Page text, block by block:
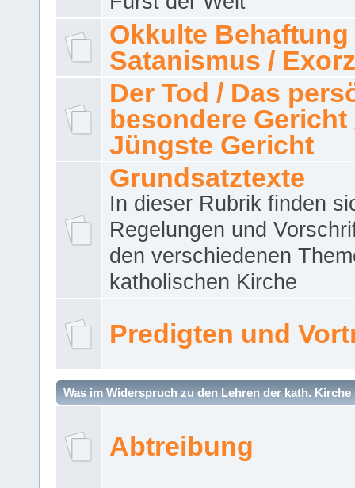
Okkulte Behaftung
Satanismus /
Der Tod / Das
besondere Gericht
Jüngste Gericht
Grundsatztexte
In dieser Rubrik finden
Regelungen und
den verschiedenen
katholischen Kirche
Predigten und
Was im Widerspruch zu den Lehren der kath. Kirche
Abtreibung